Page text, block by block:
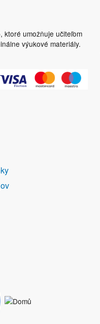
ktoré umožňuje učiteľom
výukové materiály.